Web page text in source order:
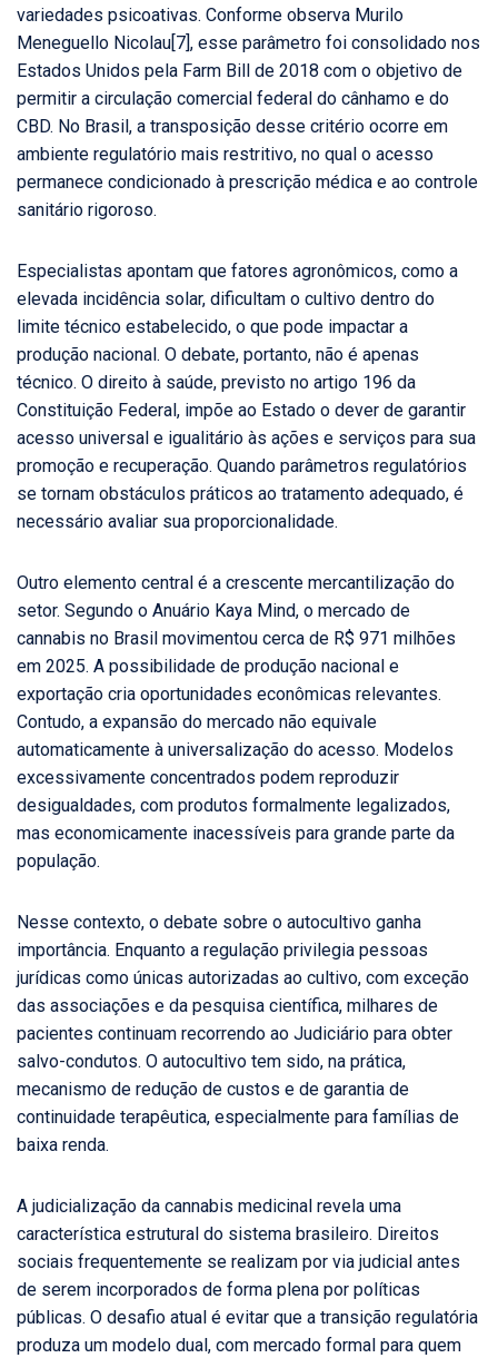
variedades psicoativas. Conforme observa Murilo
Meneguello Nicolau [7] , esse parâmetro foi consolidado nos
Estados Unidos pela Farm Bill de 2018 com o objetivo de
permitir a circulação comercial federal do cânhamo e do
CBD. No Brasil, a transposição desse critério ocorre em
ambiente regulatório mais restritivo, no qual o acesso
permanece condicionado à prescrição médica e ao controle
sanitário rigoroso.
Especialistas apontam que fatores agronômicos, como a
elevada incidência solar, dificultam o cultivo dentro do
limite técnico estabelecido, o que pode impactar a
produção nacional. O debate, portanto, não é apenas
técnico. O direito à saúde, previsto no artigo 196 da
Constituição Federal, impõe ao Estado o dever de garantir
acesso universal e igualitário às ações e serviços para sua
promoção e recuperação. Quando parâmetros regulatórios
se tornam obstáculos práticos ao tratamento adequado, é
necessário avaliar sua proporcionalidade.
Outro elemento central é a crescente mercantilização do
setor. Segundo o Anuário Kaya Mind, o mercado de
cannabis no Brasil movimentou cerca de R$ 971 milhões
em 2025. A possibilidade de produção nacional e
exportação cria oportunidades econômicas relevantes.
Contudo, a expansão do mercado não equivale
automaticamente à universalização do acesso. Modelos
excessivamente concentrados podem reproduzir
desigualdades, com produtos formalmente legalizados,
mas economicamente inacessíveis para grande parte da
população.
Nesse contexto, o debate sobre o autocultivo ganha
importância. Enquanto a regulação privilegia pessoas
jurídicas como únicas autorizadas ao cultivo, com exceção
das associações e da pesquisa científica, milhares de
pacientes continuam recorrendo ao Judiciário para obter
salvo-condutos. O autocultivo tem sido, na prática,
mecanismo de redução de custos e de garantia de
continuidade terapêutica, especialmente para famílias de
baixa renda.
A judicialização da cannabis medicinal revela uma
característica estrutural do sistema brasileiro. Direitos
sociais frequentemente se realizam por via judicial antes
de serem incorporados de forma plena por políticas
públicas. O desafio atual é evitar que a transição regulatória
produza um modelo dual, com mercado formal para quem